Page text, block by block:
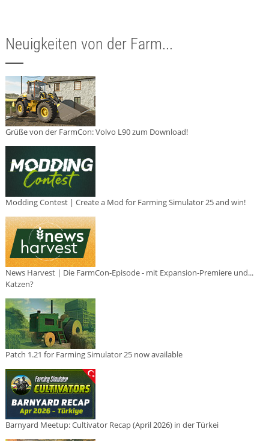
Neuigkeiten von der Farm...
Grüße von der FarmCon: Volvo L90 zum Download!
Modding Contest | Create a Mod for Farming Simulator 25 and win!
News Harvest | Die FarmCon-Episode - mit Expansion-Premiere und...
Katzen?
Patch 1.21 for Farming Simulator 25 now available
Barnyard Meetup: Cultivator Recap (April 2026) in der Türkei